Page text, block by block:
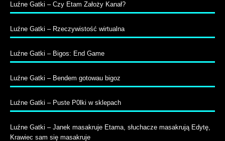
Luźne Gatki – Czy Etam Założy Kanał?
Luźne Gatki – Rzeczywistość wirtualna
Luźne Gatki – Bigos: End Game
Luźne Gatki – Bendem gotowau bigoz
Luźne Gatki – Puste P0lki w sklepach
Luźne Gatki – Janek masakruje Etama, słuchacze masakrują Edytę,
Krawiec sam się masakruje